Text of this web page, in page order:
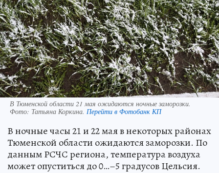
В Тюменской области 21 мая ожидаются ночные заморозки.
Фото: Татьяна Коркина. Перейти в Фотобанк КП
В ночные часы 21 и 22 мая в некоторых районах
Тюменской области ожидаются заморозки. По
данным РСЧС региона, температура воздуха
может опуститься до 0…–5 градусов Цельсия.